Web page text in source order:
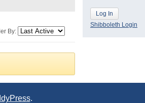
By:
Shibboleth Login
.